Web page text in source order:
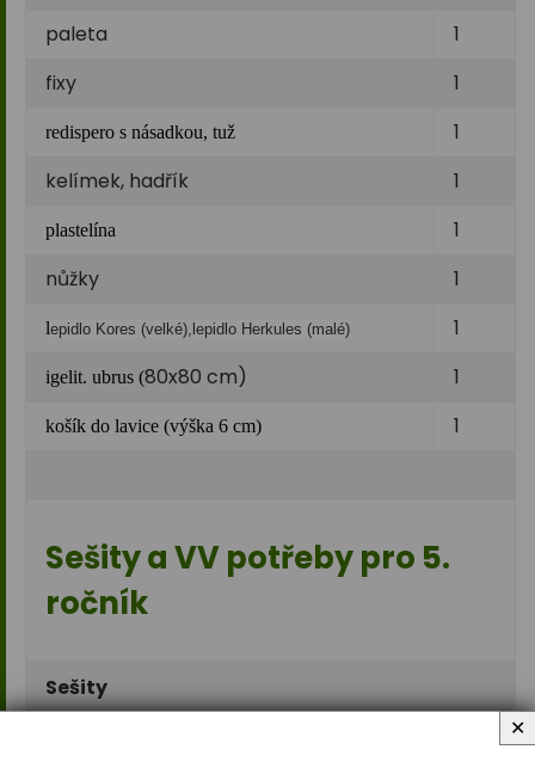
paleta
1
fixy
1
redispero s násadkou, tuž
1
kelímek, hadřík
1
plastelína
1
nůžky
1
lepidlo Kores (velké),lepidlo Herkules (malé) 1
igelit. ubrus (80x80 cm) 1
košík do lavice (výška 6 cm) 1
Sešity a VV potřeby pro 5.
ročník
Sešity
✕